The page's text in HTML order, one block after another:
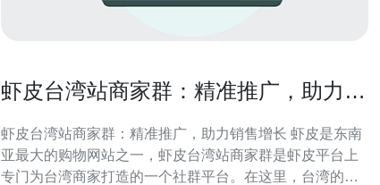
虾皮台湾站商家群：精准推广，助力销
虾皮台湾站商家群：精准推广，助力销售增长 虾皮是东南
亚最大的购物网站之一，虾皮台湾站商家群是虾皮平台上
专门为台湾商家打造的一个社群平台。在这里，台湾的商